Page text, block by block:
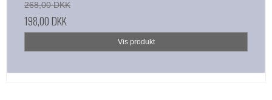
268,00 DKK
198,00 DKK
Vis produkt